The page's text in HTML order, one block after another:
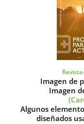
Imagen de
Imagen
Algunos
diseñados